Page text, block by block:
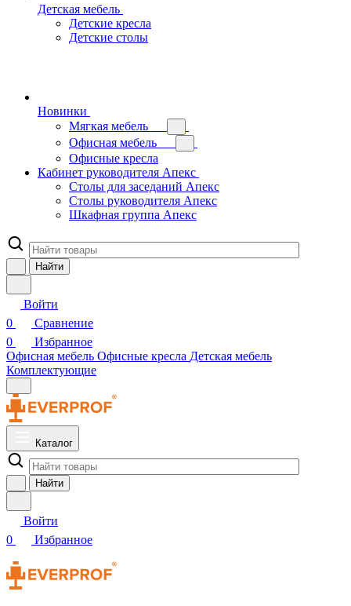
Детская мебель
Детские кресла
Детские столы
Новинки
Мягкая мебель
Офисная мебель
Офисные кресла
Кабинет руководителя Апекс
Столы для заседаний Апекс
Столы руководителя Апекс
Шкафная группа Апекс
Найти
Войти
0
Сравнение
0
Избранное
Офисная мебель Офисные кресла Детская мебель
Комплектующие
Каталог
Найти
Войти
0
Избранное